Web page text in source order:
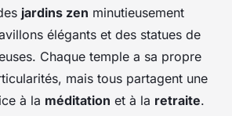
jardins zen minutieusement
élégants et des statues de
Chaque temple a sa propre
mais tous partagent une
à la méditation et à la retraite.